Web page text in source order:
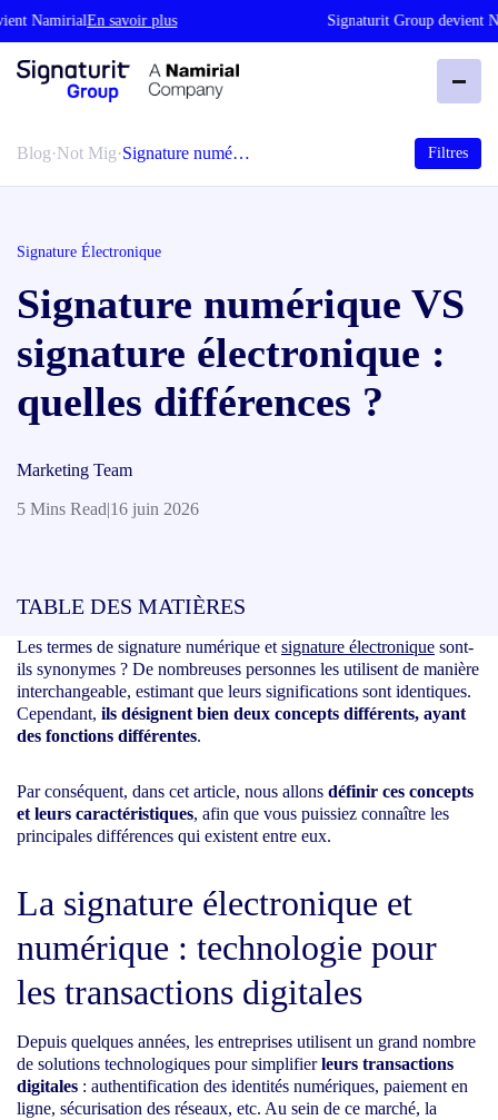
NamirialEn savoir plus Signaturit Group devient
Blog·Not Mig·Signature numé… Filtres
Signature Électronique
Signature numérique VS
signature électronique :
quelles différences ?
Marketing Team
5 Mins Read|16 juin 2026
TABLE DES MATIÈRES
Les termes de signature numérique et signature électronique sont-
ils synonymes ? De nombreuses personnes les utilisent de manière
interchangeable, estimant que leurs significations sont identiques.
Cependant, ils désignent bien deux concepts différents, ayant
des fonctions différentes.
Par conséquent, dans cet article, nous allons définir ces concepts
et leurs caractéristiques, afin que vous puissiez connaître les
principales différences qui existent entre eux.
La signature électronique et
numérique : technologie pour
les transactions digitales
Depuis quelques années, les entreprises utilisent un grand nombre
de solutions technologiques pour simplifierleurs transactions
digitales : authentification des identités numériques, paiement en
ligne, sécurisation des réseaux, etc. Au sein de ce marché, la